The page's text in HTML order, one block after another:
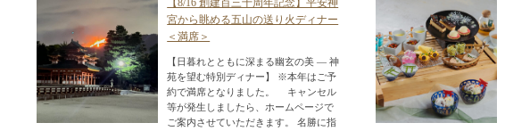
【8/16 創建百三十周年記念】平安神
宮から眺める五山の送り火ディナー
＜満席＞
【日暮れとともに深まる幽玄の美 ― 神
苑を望む特別ディナー】 ※本年はご予
約で満席となりました。 キャンセル
等が発生しましたら、ホームページで
ご案内させていただきます。 名勝に指